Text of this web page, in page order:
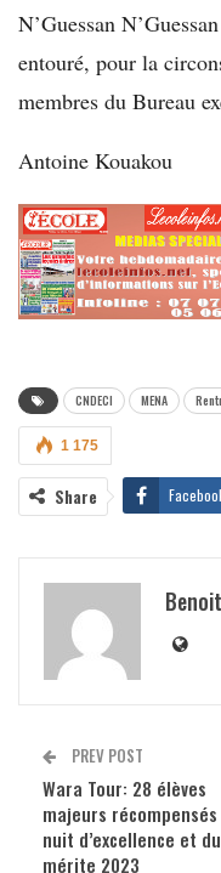
N’Guessan
entouré, pour la
membres du Bureau
Antoine Kouakou
CNDECI MENA
1 175
Share
PREV POST
Wara Tour: 28 élèves
majeurs
nuit d’excellence et du
mérite 2023